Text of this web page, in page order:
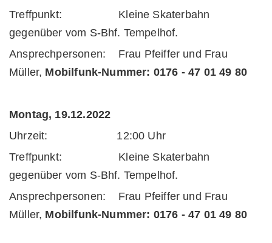
Treffpunkt: Kleine Skaterbahn
gegenüber vom S-Bhf. Tempelhof.
Ansprechpersonen: Frau Pfeiffer und Frau
Müller, Mobilfunk-Nummer: 0176 - 47 01 49 80
Montag, 19.12.2022
Uhrzeit: 12:00 Uhr
Treffpunkt: Kleine Skaterbahn
gegenüber vom S-Bhf. Tempelhof.
Ansprechpersonen: Frau Pfeiffer und Frau
Müller, Mobilfunk-Nummer: 0176 - 47 01 49 80